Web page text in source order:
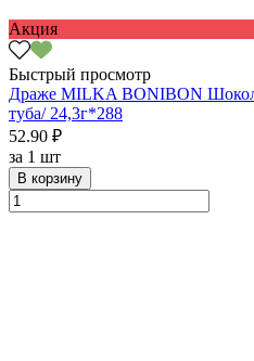
Акция
Быстрый просмотр
Драже MILKA BONIBON
туба/ 24,3г*288
52.90 ₽
за 1 шт
В корзину